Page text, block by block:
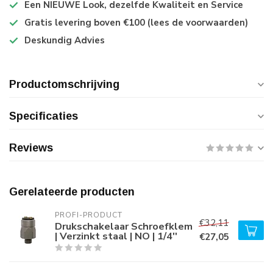
Een NIEUWE Look, dezelfde Kwaliteit en Service
Gratis levering boven €100 (lees de voorwaarden)
Deskundig Advies
Productomschrijving
Specificaties
Reviews
Gerelateerde producten
PROFI-PRODUCT
Drukschakelaar Schroefklem
| Verzinkt staal | NO | 1/4''
€32,11
€27,05